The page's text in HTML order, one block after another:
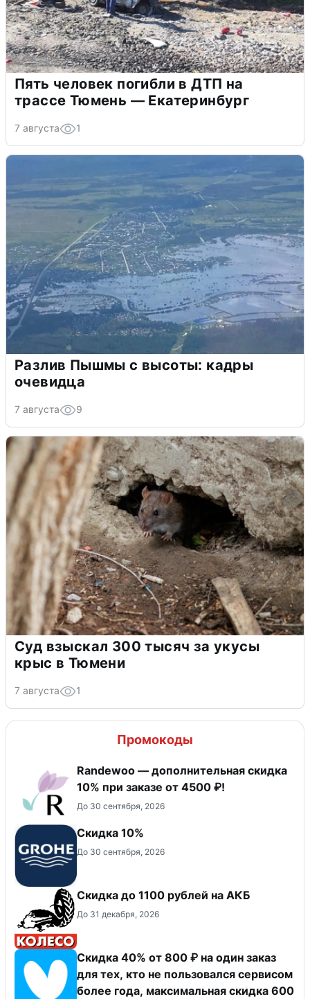
Пять человек погибли в ДТП на
трассе Тюмень — Екатеринбург
7 августа 1
Разлив Пышмы с высоты: кадры
очевидца
7 августа 9
Суд взыскал 300 тысяч за укусы
крыс в Тюмени
7 августа 1
Промокоды
Randewoo — дополнительная скидка
10% при заказе от 4500 ₽!
До 30 сентября, 2026
Скидка 10%
До 30 сентября, 2026
Скидка до 1100 рублей на АКБ
До 31 декабря, 2026
Скидка 40% от 800 ₽ на один заказ
для тех, кто не пользовался сервисом
более года, максимальная скидка 600